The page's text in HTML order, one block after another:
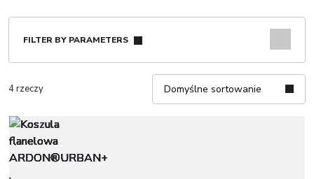
FILTER BY PARAMETERS
4 rzeczy Domyślne sortowanie